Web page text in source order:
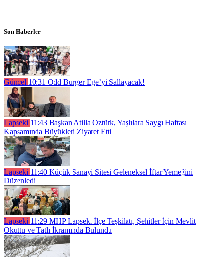
Son Haberler
Güncel 10:31 Odd Burger Ege’yi Sallayacak!
Lapseki 11:43 Başkan Atilla Öztürk, Yaşlılara Saygı Haftası
Kapsamında Büyükleri Ziyaret Etti
Lapseki 11:40 Küçük Sanayi Sitesi Geleneksel İftar Yemeğini
Düzenledi
Lapseki 11:29 MHP Lapseki İlçe Teşkilatı, Şehitler İçin Mevlit
Okuttu ve Tatlı İkramında Bulundu